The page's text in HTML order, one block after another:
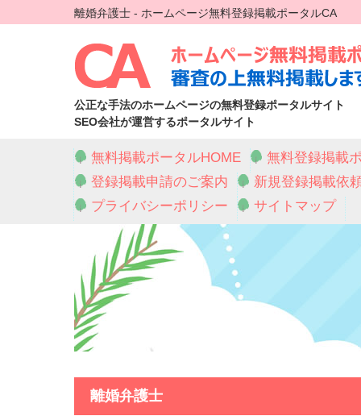
離婚弁護士 - ホームページ無料登録掲載ポータルCA
公正な手法のホームページの無料登録ポータルサイト
SEO会社が運営するポータルサイト
無料掲載ポータルHOME 無料登録掲載
登録掲載申請のご案内
新規登録掲載依
プライバシーポリシー
サイトマップ
離婚弁護士